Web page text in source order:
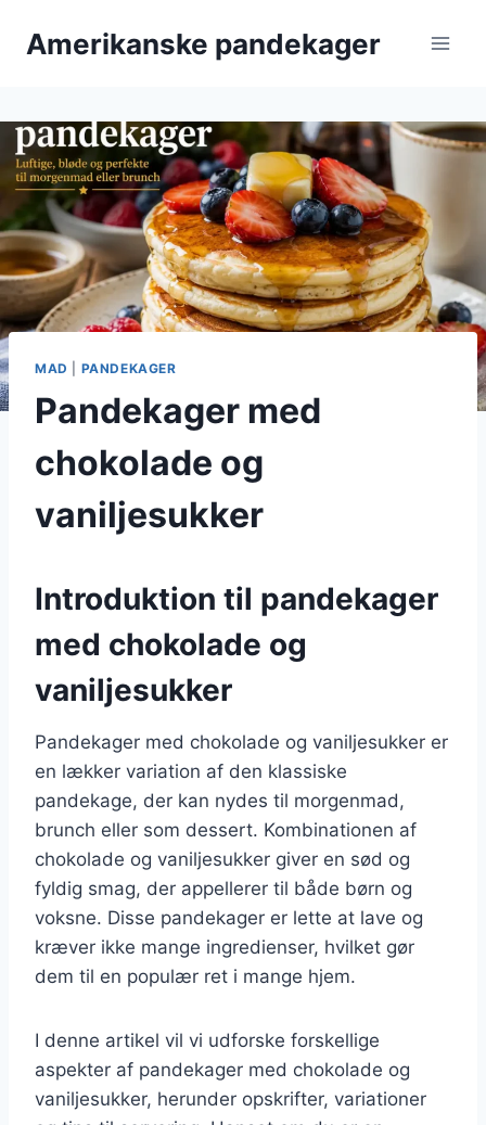
Amerikanske pandekager
MAD PANDEKAGER
Pandekager med
chokolade og
vaniljesukker
Introduktion til pandekager
med chokolade og
vaniljesukker
Pandekager med chokolade og vaniljesukker er
en lækker variation af den klassiske
pandekage, der kan nydes til morgenmad,
brunch eller som dessert. Kombinationen af
chokolade og vaniljesukker giver en sød og
fyldig smag, der appellerer til både børn og
voksne. Disse pandekager er lette at lave og
kræver ikke mange ingredienser, hvilket gør
dem til en populær ret i mange hjem.
I denne artikel vil vi udforske forskellige
aspekter af pandekager med chokolade og
vaniljesukker, herunder opskrifter, variationer